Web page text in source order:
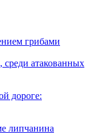
грибами
атакованных
дороге:
липчанина